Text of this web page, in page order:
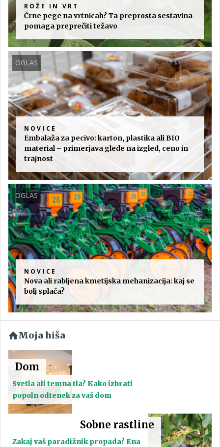
ROŽE IN VRT
Črne pege na vrtnicah? Ta preprosta sestavina
pomaga preprečiti težavo
OGLAS
NOVICE
Embalaža za pecivo: karton, plastika ali BIO
material – primerjava glede na izgled, ceno in
trajnost
OGLAS
NOVICE
Nova ali rabljena kmetijska mehanizacija: kaj se
bolj splača?
Moja hiša
Dom
Svetla ali temna tla? Kako izbrati
popoln odtenek za vaš dom
Sobne rastline
Zakaj vaš paradižnik propada? Ena